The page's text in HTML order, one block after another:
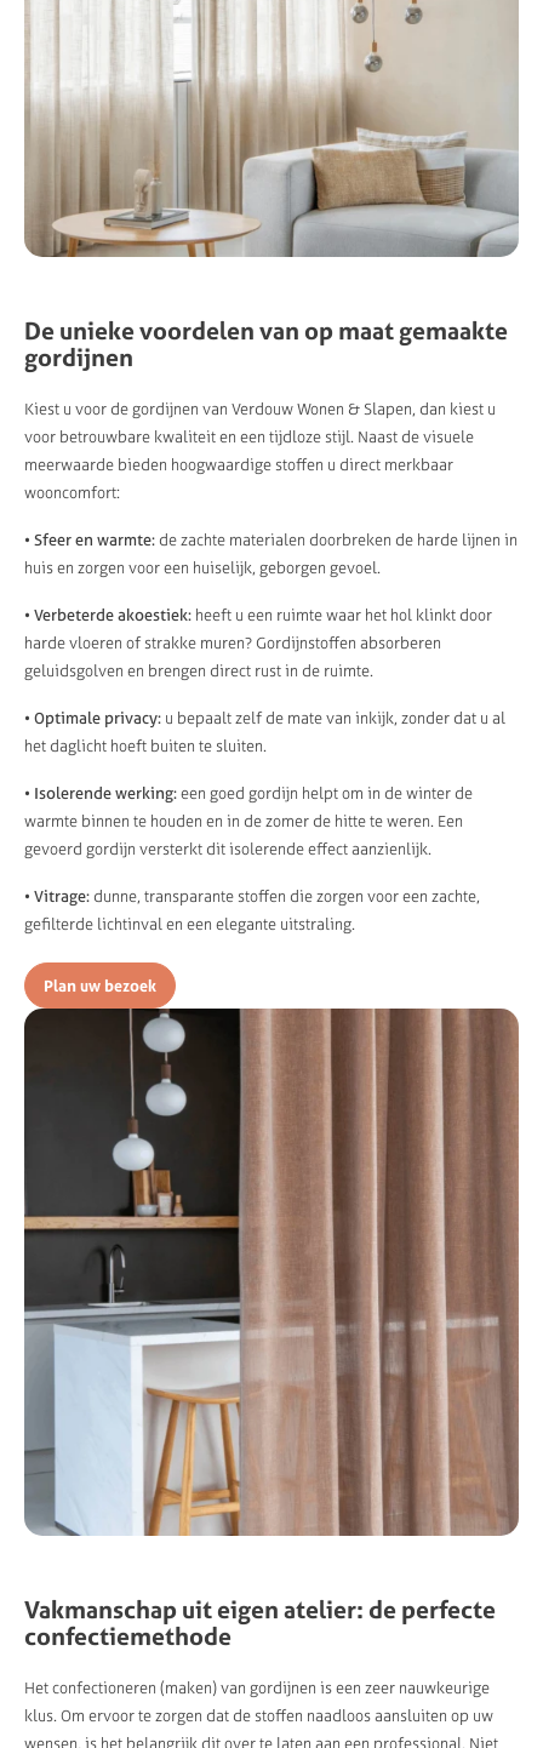
De unieke voordelen van op maat gemaakte
gordijnen
Kiest u voor de gordijnen van Verdouw Wonen & Slapen, dan kiest u
voor betrouwbare kwaliteit en een tijdloze stijl. Naast de visuele
meerwaarde bieden hoogwaardige stoffen u direct merkbaar
wooncomfort:
• Sfeer en warmte:de zachte materialen doorbreken de harde lijnen in
huis en zorgen voor een huiselijk, geborgen gevoel.
• Verbeterde akoestiek: heeft u een ruimte waar het hol klinkt door
harde vloeren of strakke muren? Gordijnstoffen absorberen
geluidsgolven en brengen direct rust in de ruimte.
• Optimale privacy: u bepaalt zelf de mate van inkijk, zonder dat u al
het daglicht hoeft buiten te sluiten.
• Isolerende werking:een goed gordijn helpt om in de winter de
warmte binnen te houden en in de zomer de hitte te weren. Een
gevoerd gordijn versterkt dit isolerende effect aanzienlijk.
• Vitrage:dunne, transparante stoffen die zorgen voor een zachte,
gefilterde lichtinval en een elegante uitstraling.
Plan uw bezoek
Vakmanschap uit eigen atelier: de perfecte
confectiemethode
Het confectioneren (maken) van gordijnen is een zeer nauwkeurige
klus. Om ervoor te zorgen dat de stoffen naadloos aansluiten op uw
wensen, is het belangrijk dit over te laten aan een professional. Niet